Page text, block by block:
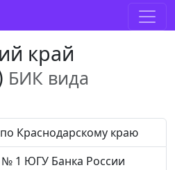
край
БИК вида
Краснодарскому краю
1 ЮГУ Банка России